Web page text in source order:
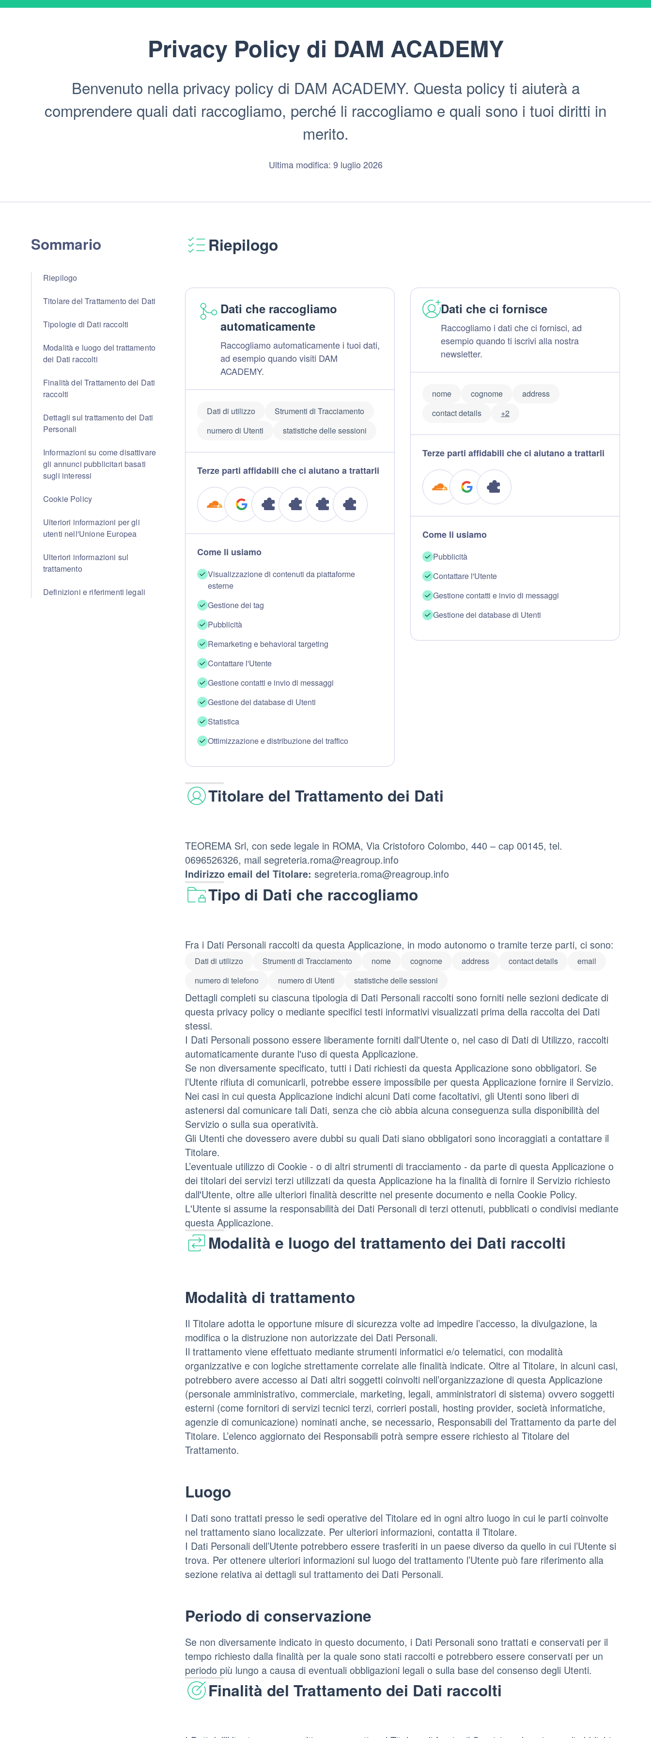
Privacy Policy di DAM ACADEMY
Benvenuto nella privacy policy di DAM ACADEMY. Questa policy ti aiuterà a
comprendere quali dati raccogliamo, perché li raccogliamo e quali sono i tuoi diritti in
merito.
Ultima modifica: 9 luglio 2026
Sommario
Riepilogo
Titolare del Trattamento dei Dati
Tipologie di Dati raccolti
Modalità e luogo del trattamento
dei Dati raccolti
Finalità del Trattamento dei Dati
raccolti
Dettagli sul trattamento dei Dati
Personali
Informazioni su come disattivare
gli annunci pubblicitari basati
sugli interessi
Cookie Policy
Ulteriori informazioni per gli
utenti nell'Unione Europea
Ulteriori informazioni sul
trattamento
Definizioni e riferimenti legali
Riepilogo
Dati che raccogliamo
automaticamente
Raccogliamo automaticamente i tuoi dati,
ad esempio quando visiti DAM
ACADEMY.
Dati di utilizzo
Strumenti di Tracciamento
numero di Utenti
statistiche delle sessioni
Terze parti affidabili che ci aiutano a trattarli
Come li usiamo
Visualizzazione di contenuti da piattaforme
esterne
Gestione dei tag
Pubblicità
Remarketing e behavioral targeting
Contattare l'Utente
Gestione contatti e invio di messaggi
Gestione dei database di Utenti
Statistica
Ottimizzazione e distribuzione del traffico
Dati che ci fornisce
Raccogliamo i dati che ci fornisci, ad
esempio quando ti iscrivi alla nostra
newsletter.
nome cognome
address
contact details
+2
Terze parti affidabili che ci aiutano a trattarli
Come li usiamo
Pubblicità
Contattare l'Utente
Gestione contatti e invio di messaggi
Gestione dei database di Utenti
Titolare del Trattamento dei Dati
TEOREMA Srl, con sede legale in ROMA, Via Cristoforo Colombo, 440 – cap 00145, tel.
0696526326, mail segreteria.roma@reagroup.info
Indirizzo email del Titolare: segreteria.roma@reagroup.info
Tipo di Dati che raccogliamo
Fra i Dati Personali raccolti da questa Applicazione, in modo autonomo o tramite terze parti, ci sono:
Dati di utilizzo Strumenti di Tracciamento nome cognome address contact details
email
numero di telefono
numero di Utenti statistiche delle sessioni
Dettagli completi su ciascuna tipologia di Dati Personali raccolti sono forniti nelle sezioni dedicate di
questa privacy policy o mediante specifici testi informativi visualizzati prima della raccolta dei Dati
stessi.
I Dati Personali possono essere liberamente forniti dall'Utente o, nel caso di Dati di Utilizzo, raccolti
automaticamente durante l'uso di questa Applicazione.
Se non diversamente specificato, tutti i Dati richiesti da questa Applicazione sono obbligatori. Se
l’Utente rifiuta di comunicarli, potrebbe essere impossibile per questa Applicazione fornire il Servizio.
Nei casi in cui questa Applicazione indichi alcuni Dati come facoltativi, gli Utenti sono liberi di
astenersi dal comunicare tali Dati, senza che ciò abbia alcuna conseguenza sulla disponibilità del
Servizio o sulla sua operatività.
Gli Utenti che dovessero avere dubbi su quali Dati siano obbligatori sono incoraggiati a contattare il
Titolare.
L’eventuale utilizzo di Cookie - o di altri strumenti di tracciamento - da parte di questa Applicazione o
dei titolari dei servizi terzi utilizzati da questa Applicazione ha la finalità di fornire il Servizio richiesto
dall'Utente, oltre alle ulteriori finalità descritte nel presente documento e nella Cookie Policy.
L'Utente si assume la responsabilità dei Dati Personali di terzi ottenuti, pubblicati o condivisi mediante
questa Applicazione.
Modalità e luogo del trattamento dei Dati raccolti
Modalità di trattamento
Il Titolare adotta le opportune misure di sicurezza volte ad impedire l’accesso, la divulgazione, la
modifica o la distruzione non autorizzate dei Dati Personali.
Il trattamento viene effettuato mediante strumenti informatici e/o telematici, con modalità
organizzative e con logiche strettamente correlate alle finalità indicate. Oltre al Titolare, in alcuni casi,
potrebbero avere accesso ai Dati altri soggetti coinvolti nell’organizzazione di questa Applicazione
(personale amministrativo, commerciale, marketing, legali, amministratori di sistema) ovvero soggetti
esterni (come fornitori di servizi tecnici terzi, corrieri postali, hosting provider, società informatiche,
agenzie di comunicazione) nominati anche, se necessario, Responsabili del Trattamento da parte del
Titolare. L’elenco aggiornato dei Responsabili potrà sempre essere richiesto al Titolare del
Trattamento.
Luogo
I Dati sono trattati presso le sedi operative del Titolare ed in ogni altro luogo in cui le parti coinvolte
nel trattamento siano localizzate. Per ulteriori informazioni, contatta il Titolare.
I Dati Personali dell’Utente potrebbero essere trasferiti in un paese diverso da quello in cui l’Utente si
trova. Per ottenere ulteriori informazioni sul luogo del trattamento l’Utente può fare riferimento alla
sezione relativa ai dettagli sul trattamento dei Dati Personali.
Periodo di conservazione
Se non diversamente indicato in questo documento, i Dati Personali sono trattati e conservati per il
tempo richiesto dalla finalità per la quale sono stati raccolti e potrebbero essere conservati per un
periodo più lungo a causa di eventuali obbligazioni legali o sulla base del consenso degli Utenti.
Finalità del Trattamento dei Dati raccolti